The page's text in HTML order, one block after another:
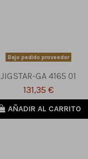
Bajo pedido proveedor
JIGSTAR-GA 4165 01
131,35 €
AÑADIR AL CARRITO